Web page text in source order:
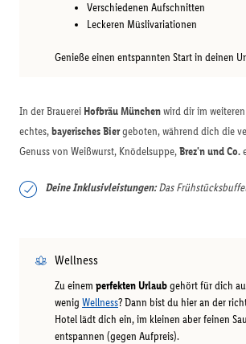
Verschiedenen Aufschnitten
Leckeren Müslivariationen
Genieße einen entspannten Start in deinen
In der Brauerei Hofbräu Münchenwird dir im
echtes,bayerisches Biergeboten, während dich die
Genuss von Weißwurst, Knödelsuppe,Brez'n und Co.
Deine Inklusivleistungen:Das
Wellness
Zu einem perfekten Urlaubgehört für dich
wenig Wellness? Dann bist du hier an der
Hotel lädt dich ein, im kleinen aber feinen
entspannen (gegen Aufpreis).